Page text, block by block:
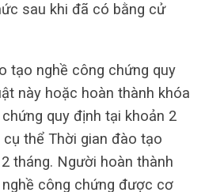
sau khi đã có bằng cử
tạo nghề công chứng quy
này hoặc hoàn thành khóa
quy định tại khoản 2
thể Thời gian đào tạo
tháng. Người hoàn thành
công chứng được cơ